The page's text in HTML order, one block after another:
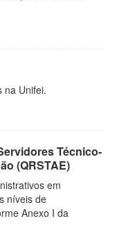
na Unifei.
Técnico-
(QRSTAE)
em
níveis de
Anexo I da